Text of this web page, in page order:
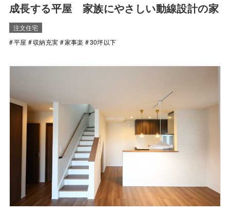
成長する平屋 家族にやさしい動線設計の家
注文住宅
平屋
収納充実 家事楽 30坪以下